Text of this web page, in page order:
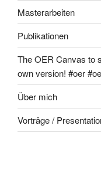
Masterarbeiten
Publikationen
The OER Canvas to
own version! #oer
Über mich
Vorträge /